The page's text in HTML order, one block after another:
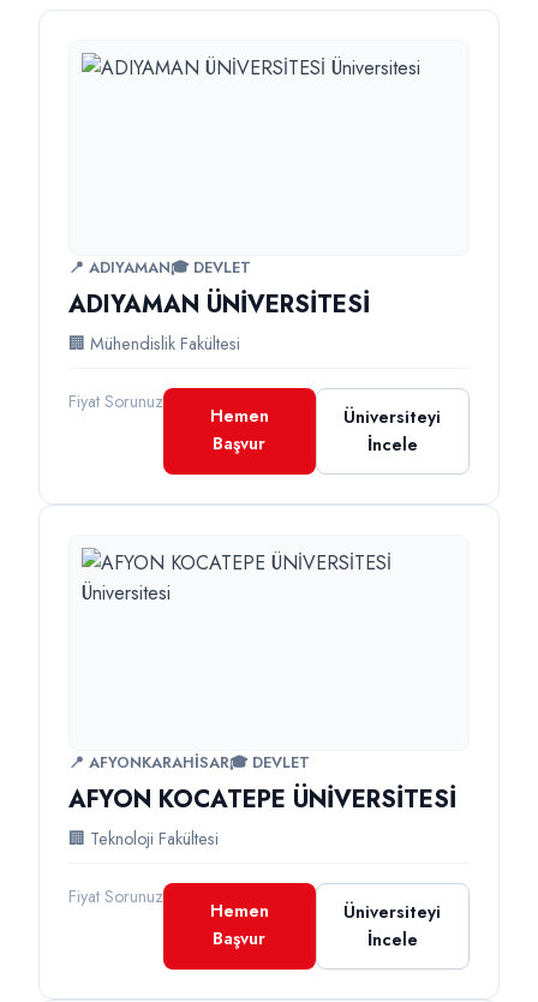
📍 ADIYAMAN🎓 DEVLET
ADIYAMAN ÜNİVERSİTESİ
🏢 Mühendislik Fakültesi
Fiyat Sorunuz
Hemen
Başvur
Üniversiteyi
İncele
📍 AFYONKARAHİSAR🎓 DEVLET
AFYON KOCATEPE ÜNİVERSİTESİ
🏢 Teknoloji Fakültesi
Fiyat Sorunuz
Hemen
Başvur
Üniversiteyi
İncele